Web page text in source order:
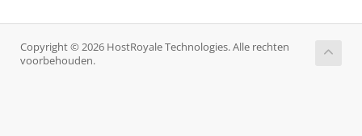
Copyright © 2026 HostRoyale Technologies. Alle rechten
voorbehouden.